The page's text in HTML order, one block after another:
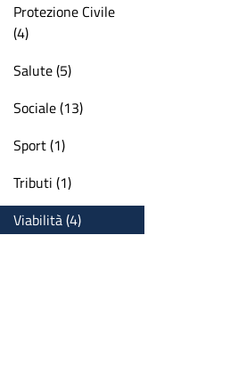
Protezione Civile
(4)
Salute (5)
Sociale (13)
Sport (1)
Tributi (1)
Viabilità (4)